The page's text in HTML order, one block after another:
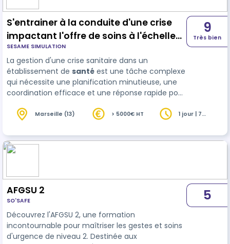
S'entrainer à la conduite d'une crise
impactant l'offre de soins à l'échelle
d'un établissement de santé
SESAME SIMULATION
La gestion d'une crise sanitaire dans un
établissement de santé est une tâche complexe
qui nécessite une planification minutieuse, une
coordination efficace et une réponse rapide pour
de la communauté environnante. La formation
9
Très bien
Marseille (13) > 5000€ HT
1 jour | 7
AFGSU 2
SO'SAFE
Découvrez l'AFGSU 2, une formation
incontournable pour maîtriser les gestes et soins
d'urgence de niveau 2. Destinée aux
5